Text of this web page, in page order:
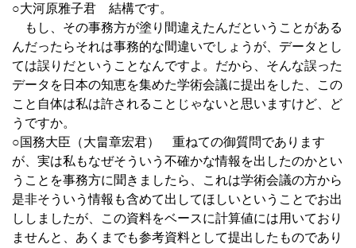
○大河原雅子君 結構です。
もし、その事務方が塗り間違えたんだということがある
んだったらそれは事務的な間違いでしょうが、データとし
ては誤りだということなんですよ。だから、そんな誤った
データを日本の知恵を集めた学術会議に提出をした、この
こと自体は私は許されることじゃないと思いますけど、ど
うですか。
○国務大臣（大畠章宏君） 重ねての御質問であります
が、実は私もなぜそういう不確かな情報を出したのかとい
うことを事務方に聞きましたら、これは学術会議の方から
是非そういう情報も含めて出してほしいということでお出
ししましたが、この資料をベースに計算値には用いており
ませんと、あくまでも参考資料として提出したものであり